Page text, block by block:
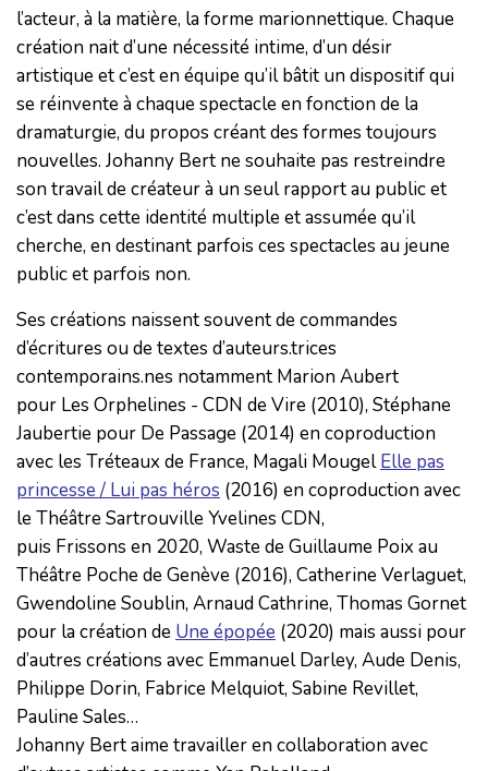
l’acteur, à la matière, la forme marionnettique. Chaque
création nait d’une nécessité intime, d’un désir
artistique et c’est en équipe qu’il bâtit un dispositif qui
se réinvente à chaque spectacle en fonction de la
dramaturgie, du propos créant des formes toujours
nouvelles. Johanny Bert ne souhaite pas restreindre
son travail de créateur à un seul rapport au public et
c’est dans cette identité multiple et assumée qu’il
cherche, en destinant parfois ces spectacles au jeune
public et parfois non.
Ses créations naissent souvent de commandes
d’écritures ou de textes d’auteurs.trices
contemporains.nes notamment Marion Aubert
pour Les Orphelines - CDN de Vire (2010), Stéphane
Jaubertie pour De Passage (2014) en coproduction
avec les Tréteaux de France, Magali MougelElle pas
princesse / Lui pas héros (2016) en coproduction avec
le Théâtre Sartrouville Yvelines CDN,
puis Frissons en 2020, Waste de Guillaume Poix au
Théâtre Poche de Genève (2016), Catherine Verlaguet,
Gwendoline Soublin, Arnaud Cathrine, Thomas Gornet
pour la création de Une épopée (2020) mais aussi pour
d’autres créations avec Emmanuel Darley, Aude Denis,
Philippe Dorin, Fabrice Melquiot, Sabine Revillet,
Pauline Sales…
Johanny Bert aime travailler en collaboration avec